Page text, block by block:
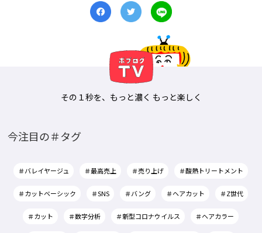
その１秒を、もっと濃く もっと楽しく
今注目の＃タグ
＃バレイヤージュ ＃最高売上 ＃売り上げ ＃酸熱トリートメント
＃カットベーシック ＃SNS ＃バング ＃ヘアカット ＃Z世代
＃カット ＃数字分析 ＃新型コロナウイルス ＃ヘアカラー